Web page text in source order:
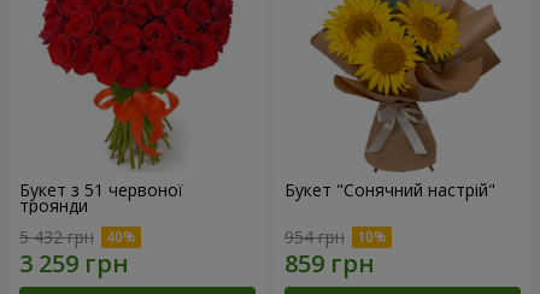
Букет з 51 червоної
троянди
5 432 грн
Букет "Сонячний настрій"
954 грн